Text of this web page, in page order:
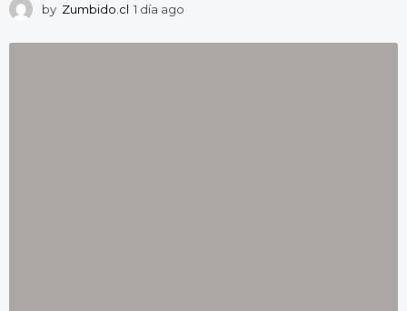
by Zumbido.cl 1 día ago
í